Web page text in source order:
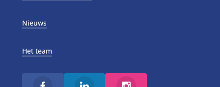
Nieuws
Het team